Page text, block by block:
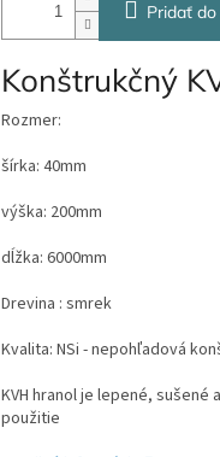
Pridať
Konštrukčný
Rozmer:
šírka: 40mm
výška: 200mm
dĺžka: 6000mm
Drevina : smrek
Kvalita: NSi - nepohľadová
KVH hranol je lepené,
použitie